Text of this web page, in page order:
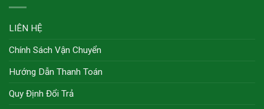
LIÊN HỆ
Chính Sách Vận Chuyển
Hướng Dẫn Thanh Toán
Quy Định Đổi Trả